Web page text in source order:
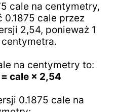
cale na centymetry,
0.1875 cale przez
2,54, ponieważ 1
na centymetry to:
cale × 2,54
0.1875 cale na